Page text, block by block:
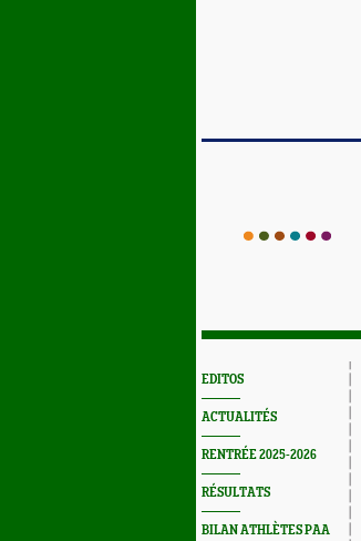
EDITOS
ACTUALITÉS
RENTRÉE 2025-2026
RÉSULTATS
BILAN ATHLÈTES PAA